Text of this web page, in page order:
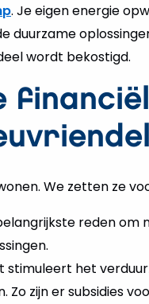
. Je eigen energie
wordt bekostigd.
We zetten ze
reden om
stimuleert het
Zo zijn er subsidies